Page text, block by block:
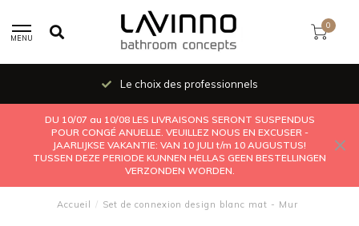
MENU
0
Le choix des professionnels
DU 10/07 au 10/08 LES LIVRAISONS SERONT SUSPENDUS
POUR CONGÉ ANUELLE. VEUILLEZ NOUS EN EXCUSER -
JAARLIJKSE VAKANTIE: VAN 10 JULI t/m 10 AUGUSTUS!
TUSSEN DEZE PERIODE KUNNEN HELLAS GEEN BESTELLINGEN
VERZONDEN WORDEN.
Accueil / Set de connexion design blanc mat - Mur